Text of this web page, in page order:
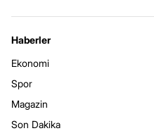
Haberler
Ekonomi
Spor
Magazin
Son Dakika